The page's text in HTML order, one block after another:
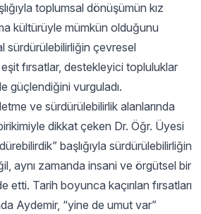
toplumsal dönüşümün kız
kültürüyle mümkün olduğunu
sürdürülebilirliğin çevresel
fırsatlar, destekleyici topluluklar
güçlendiğini vurguladı.
ve sürdürülebilirlik alanlarında
dikkat çeken Dr. Öğr. Üyesi
başlığıyla sürdürülebilirliğin
aynı zamanda insani ve örgütsel bir
etti. Tarih boyunca kaçırılan fırsatları
Aydemir, “yine de umut var”